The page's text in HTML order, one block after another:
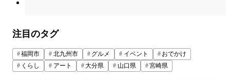
注目のタグ
福岡市 北九州市 グルメ イベント
おでかけ
くらし
アート 大分県 山口県 宮崎県